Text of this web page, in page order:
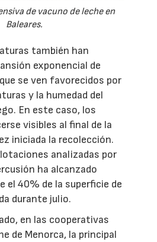
de vacuno de leche en
Baleares.
también han
exponencial de
se ven favorecidos por
y la humedad del
En este caso, los
visibles al final de la
iniciada la recolección.
analizadas por
ha alcanzado
el 40% de la superficie de
durante julio.
en las cooperativas
de Menorca, la principal